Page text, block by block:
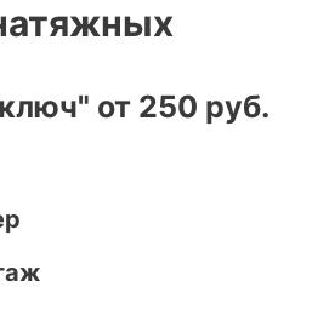
от 250 руб.